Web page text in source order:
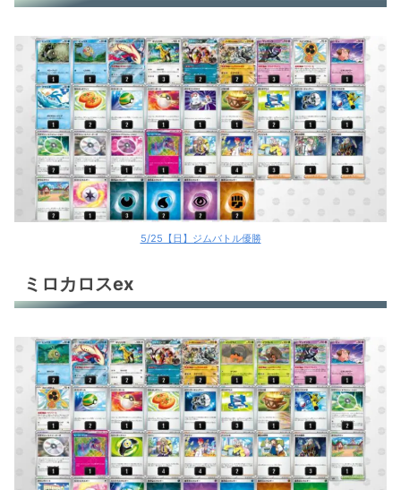
5/25【日】ジムバトル優勝
ミロカロスex